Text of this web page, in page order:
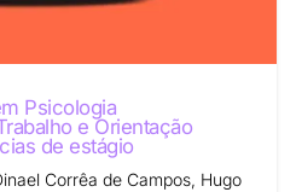
Psicologia
e Orientação
de estágio
Corrêa de Campos, Hugo